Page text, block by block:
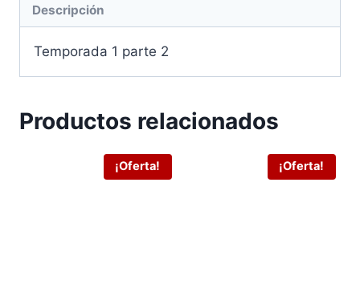
Descripción
Temporada 1 parte 2
Productos relacionados
¡Oferta! ¡Oferta!